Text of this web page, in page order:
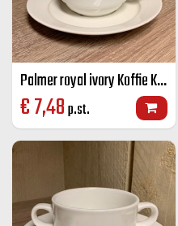
Palmer royal ivory Koffie K+S stapelbaar ivoor 17,5 cl
€7,48p.st.